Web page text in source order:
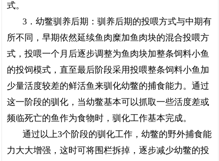
式。
3．幼鳖驯养后期：驯养后期的投喂方式与中期有
所不同，早期依然延续鱼肉糜加鱼肉块的混合投喂方
式，投喂一个月后逐步调整为鱼肉块加整条饲料小鱼
的投饲模式，直至最后阶段采用投喂整条饲料小鱼加
少量活度较差的鲜活鱼来驯化幼鳖的捕食能力。通过
这一阶段的驯化，当幼鳖基本可以抓取一些活度差或
频临死亡的鱼作为食物时，驯化工作基本完成。
通过以上3个阶段的驯化工作，幼鳖的野外捕食能
力大大增强，这时可将围栏拆掉，逐步减少幼鳖的投